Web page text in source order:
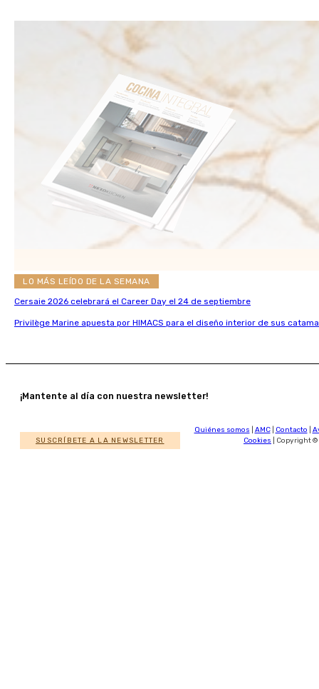
LO MÁS LEÍDO DE LA SEMANA
Cersaie 2026 celebrará el Career Day el 24 de septiembre
Privilège Marine apuesta por HIMACS para el diseño interior de sus
¡Mantente al día con nuestra newsletter!
SUSCRÍBETE A LA NEWSLETTER
Quiénes somos AMC| Contacto
Cookies | Copyright